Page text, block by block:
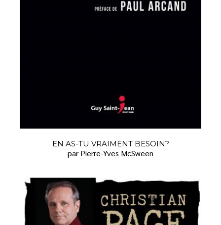
EN AS-TU VRAIMENT BESOIN?
par Pierre-Yves McSween